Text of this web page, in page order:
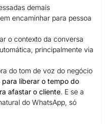
demais
encaminhar para pessoa
o contexto da conversa
principalmente via
do tom de voz do negócio
liberar o tempo do
afastar o cliente. E se a
do WhatsApp, só